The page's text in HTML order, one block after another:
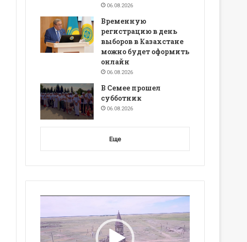
06.08.2026
Временную
регистрацию в день
выборов в Казахстане
можно будет оформить
онлайн
06.08.2026
В Семее прошел
субботник
06.08.2026
Еще